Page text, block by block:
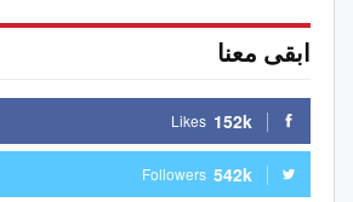
ابقى معنا
152k
Likes
542k
Followers